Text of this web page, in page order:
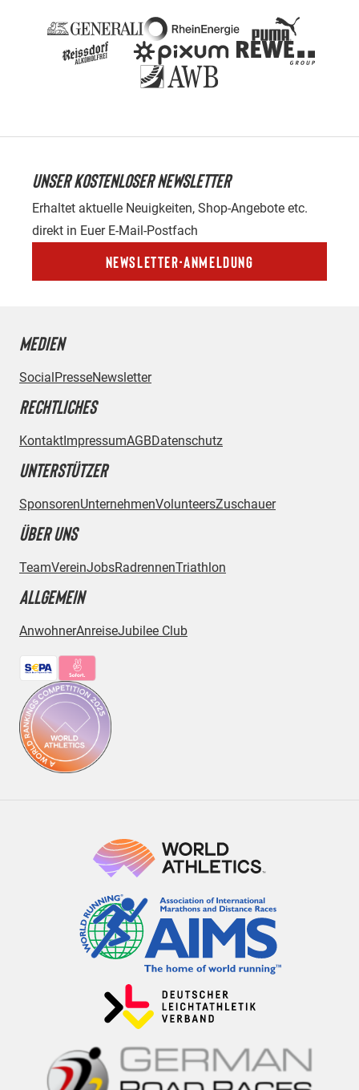
UNSER KOSTENLOSER NEWSLETTER
Erhaltet aktuelle Neuigkeiten, Shop-Angebote etc.
direkt in Euer E-Mail-Postfach
Newsletter-Anmeldung
MEDIEN
SocialPresseNewsletter
RECHTLICHES
KontaktImpressumAGBDatenschutz
UNTERSTÜTZER
SponsorenUnternehmenVolunteersZuschauer
ÜBER UNS
TeamVereinJobsRadrennenTriathlon
ALLGEMEIN
AnwohnerAnreiseJubilee Club
Bezahlmethoden: